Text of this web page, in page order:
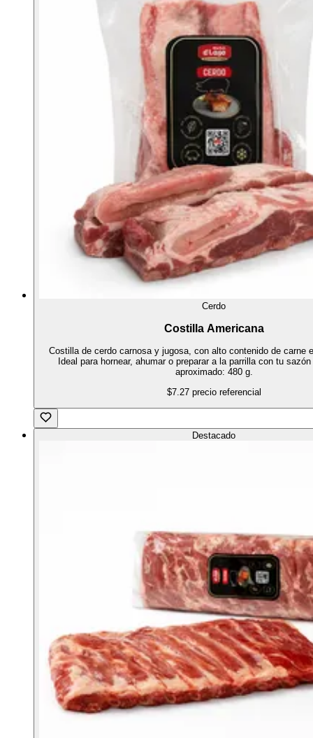
Cerdo
Costilla Americana
Costilla de cerdo carnosa y jugosa, con alto contenido de carne
Ideal para hornear, ahumar o preparar a la parrilla con tu
aproximado: 480 g.
$7.27 precio referencial
Destacado